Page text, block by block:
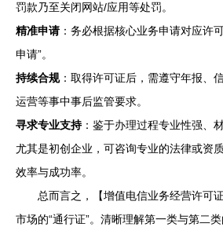
罚款乃至关闭网站/应用等处罚。
精准申请：务必根据核心业务申请对应许
申请”。
持续合规：取得许可证后，需遵守年报、
运营等事中事后监管要求。
寻求专业支持：鉴于办理过程专业性强、
尤其是初创企业，可咨询专业的法律或资
效率与成功率。
总而言之，【增值电信业务经营许可
市场的“通行证”。清晰理解第一类与第二